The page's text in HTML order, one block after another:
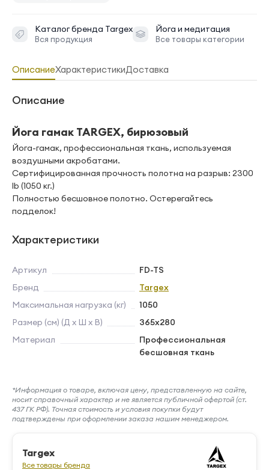
Каталог бренда Targex
Вся продукция
Йога и медитация
Все товары категории
ОписаниеХарактеристикиДоставка
Описание
Йога гамак TARGEX, бирюзовый
Йога-гамак, профессиональная ткань, используемая
воздушными акробатами.
Сертифицированная прочность полотна на разрыв: 2300
lb (1050 кг.)
Полностью бесшовное полотно. Остерегайтесь
подделок!
Характеристики
Артикул
FD-TS
Бренд
Targex
Максимальная нагрузка (кг)
1050
Размер (см) (Д х Ш х В)
365х280
Материал
Профессиональная
бесшовная ткань
*Информация о товаре, включая цену, представленную на сайте,
носит справочный характер и не является публичной офертой (ст.
437 ГК РФ). Точная стоимость и условия покупки будут
подтверждены при оформлении заказа нашим менеджером.
Targex
Все товары бренда